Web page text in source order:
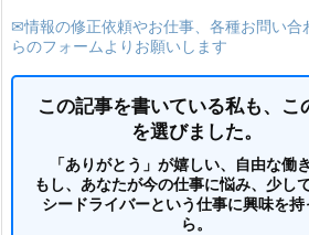
✉情報の修正依頼やお仕事、各種お問い合
らのフォームよりお願いします
この記事を書いている私も、こ
を選びました。
「ありがとう」が嬉しい、自由な働き
もし、あなたが今の仕事に悩み、少し
シードライバーという仕事に興味を持
ら。